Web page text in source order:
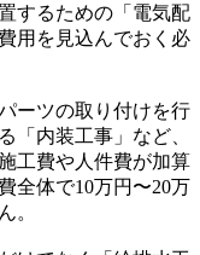
するための「電気配
用を見込んでおく必
ーツの取り付けを行
「内装工事」など、
工費や人件費が加算
全体で10万円〜20万
。